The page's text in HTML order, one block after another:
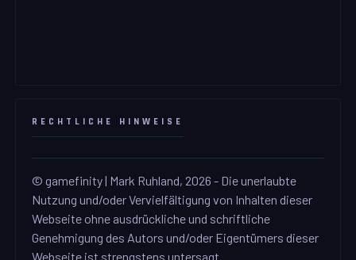
RECHTLICHE HINWEISE
© gamefinity | Mark Ruhland, 2026 - Die unerlaubte
Nutzung und/oder Vervielfältigung von Inhalten dieser
Webseite ohne ausdrückliche und schriftliche
Genehmigung des Autors und/oder Eigentümers dieser
Webseite ist strengstens untersagt.